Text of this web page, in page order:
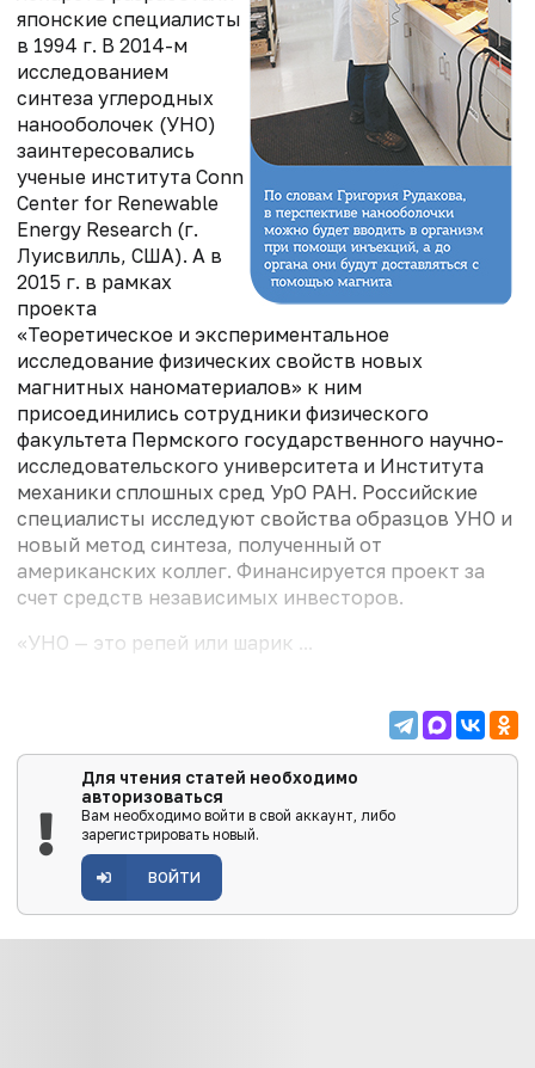
японские специалисты
в 1994 г. В 2014-м
исследованием
синтеза углеродных
нанооболочек (УНО)
заинтересовались
ученые института Conn
Center for Renewable
Energy Research (г.
Луисвилль, США). А в
2015 г. в рамках
проекта
«Теоретическое и экспериментальное
исследование физических свойств новых
магнитных наноматериалов» к ним
присоединились сотрудники физического
факультета Пермского государственного научно-
исследовательского университета и Института
механики сплошных сред УрО РАН. Российские
специалисты исследуют свойства образцов УНО и
новый метод синтеза, полученный от
американских коллег. Финансируется проект за
счет средств независимых инвесторов.
«УНО — это репей или шарик ...
Для чтения статей необходимо
авторизоваться
Вам необходимо войти в свой аккаунт, либо
зарегистрировать новый.
ВОЙТИ